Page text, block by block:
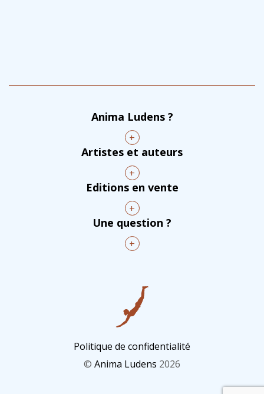
Anima Ludens ?
+
Artistes et auteurs
+
Editions en vente
+
Une question ?
+
Politique de confidentialité
© Anima Ludens 2026